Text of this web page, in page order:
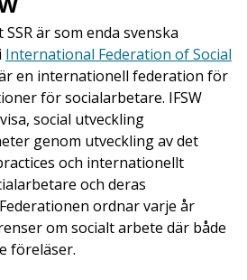
är som enda svenska
International Federation of Social
är en internationell federation för
för socialarbetare. IFSW
social utveckling
genom utveckling av det
och internationellt
och deras
ordnar varje år
om socialt arbete där både
föreläser.